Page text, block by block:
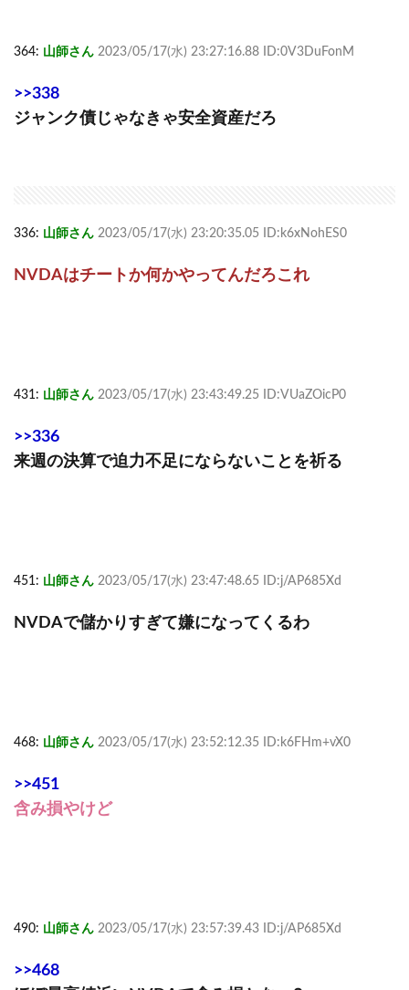
364: 山師さん 2023/05/17(水) 23:27:16.88 ID:0V3DuFonM
>>338
ジャンク債じゃなきゃ安全資産だろ
336: 山師さん 2023/05/17(水) 23:20:35.05 ID:k6xNohES0
NVDAはチートか何かやってんだろこれ
431: 山師さん 2023/05/17(水) 23:43:49.25 ID:VUaZOicP0
>>336
来週の決算で迫力不足にならないことを祈る
451: 山師さん 2023/05/17(水) 23:47:48.65 ID:j/AP685Xd
NVDAで儲かりすぎて嫌になってくるわ
468: 山師さん 2023/05/17(水) 23:52:12.35 ID:k6FHm+vX0
>>451
含み損やけど
490: 山師さん 2023/05/17(水) 23:57:39.43 ID:j/AP685Xd
>>468